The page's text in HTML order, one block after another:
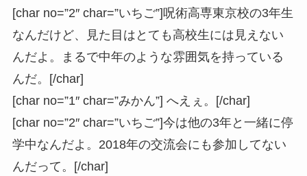
[char no=”2″ char=”いちご”]呪術高専東京校の3年生
なんだけど、見た目はとても高校生には見えない
んだよ。まるで中年のような雰囲気を持っている
んだ。[/char]
[char no=”1″ char=”みかん”] へえぇ。[/char]
[char no=”2″ char=”いちご”]今は他の3年と一緒に停
学中なんだよ。2018年の交流会にも参加してない
んだって。[/char]